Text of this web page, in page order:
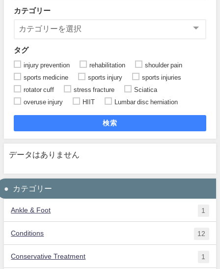
カテゴリー
タグ
injury prevention rehabilitation
shoulder pain
sports medicine
sports injury
sports injuries
rotator cuff
stress fracture
Sciatica
overuse injury
HIIT Lumbar disc herniation
検索
データはありません
カテゴリー
Ankle & Foot 1
Conditions 12
Conservative Treatment 1